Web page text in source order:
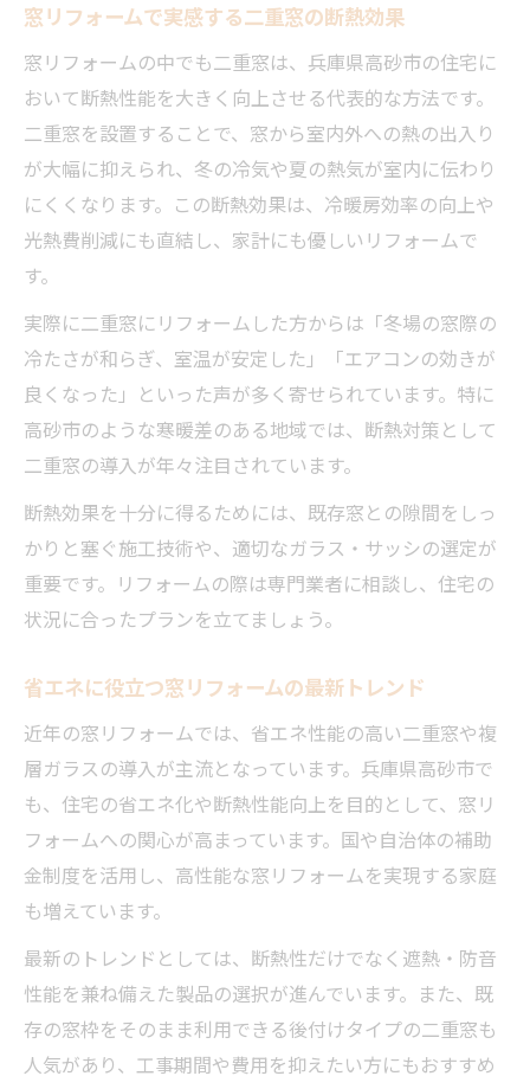
窓リフォームで実感する二重窓の断熱効果
窓リフォームの中でも二重窓は、兵庫県高砂市の住宅に
おいて断熱性能を大きく向上させる代表的な方法です。
二重窓を設置することで、窓から室内外への熱の出入り
が大幅に抑えられ、冬の冷気や夏の熱気が室内に伝わり
にくくなります。この断熱効果は、冷暖房効率の向上や
光熱費削減にも直結し、家計にも優しいリフォームで
す。
実際に二重窓にリフォームした方からは「冬場の窓際の
冷たさが和らぎ、室温が安定した」「エアコンの効きが
良くなった」といった声が多く寄せられています。特に
高砂市のような寒暖差のある地域では、断熱対策として
二重窓の導入が年々注目されています。
断熱効果を十分に得るためには、既存窓との隙間をしっ
かりと塞ぐ施工技術や、適切なガラス・サッシの選定が
重要です。リフォームの際は専門業者に相談し、住宅の
状況に合ったプランを立てましょう。
省エネに役立つ窓リフォームの最新トレンド
近年の窓リフォームでは、省エネ性能の高い二重窓や複
層ガラスの導入が主流となっています。兵庫県高砂市で
も、住宅の省エネ化や断熱性能向上を目的として、窓リ
フォームへの関心が高まっています。国や自治体の補助
金制度を活用し、高性能な窓リフォームを実現する家庭
も増えています。
最新のトレンドとしては、断熱性だけでなく遮熱・防音
性能を兼ね備えた製品の選択が進んでいます。また、既
存の窓枠をそのまま利用できる後付けタイプの二重窓も
人気があり、工事期間や費用を抑えたい方にもおすすめ